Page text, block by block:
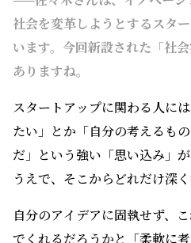
社会を変革しようとするスタ
います。今回新設された「社
ありますね。
スタートアップに関わる人に
たい」とか「自分の考えるも
だ」という強い「思い込み」
うえで、そこからどれだけ深
自分のアイデアに固執せず、
でくれるだろうかと「柔軟に